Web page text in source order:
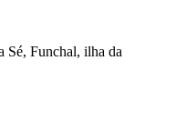
Sé, Funchal, ilha da